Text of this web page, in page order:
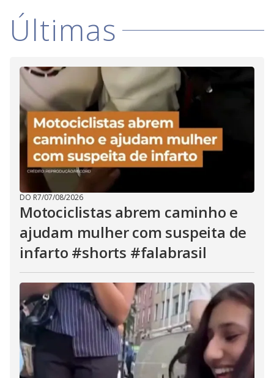
i
d
e
o
Últimas
DO R7/07/08/2026
Motociclistas abrem caminho e
ajudam mulher com suspeita de
infarto #shorts #falabrasil